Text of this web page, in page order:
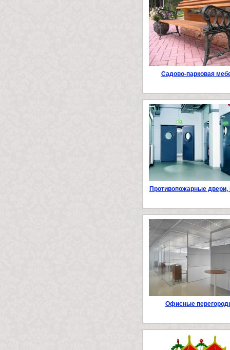
Садово-парковая
Противопожарные двери,
Офисные